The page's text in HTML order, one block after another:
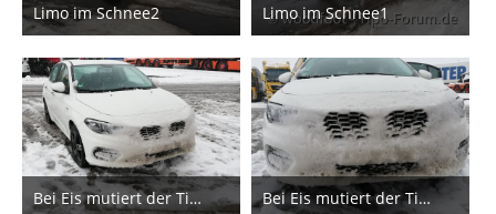
Limo im Schnee2
9. Februar 2019
7
Limo im Schnee1
9. Februar 2019
7
Bei Eis mutiert der Tipo gerne mal zum BMW Bei Eis mutiert der Tipo gerne mal zum BMW